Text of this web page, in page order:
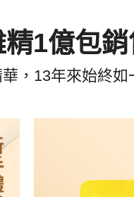
1億包
，13年來始終如